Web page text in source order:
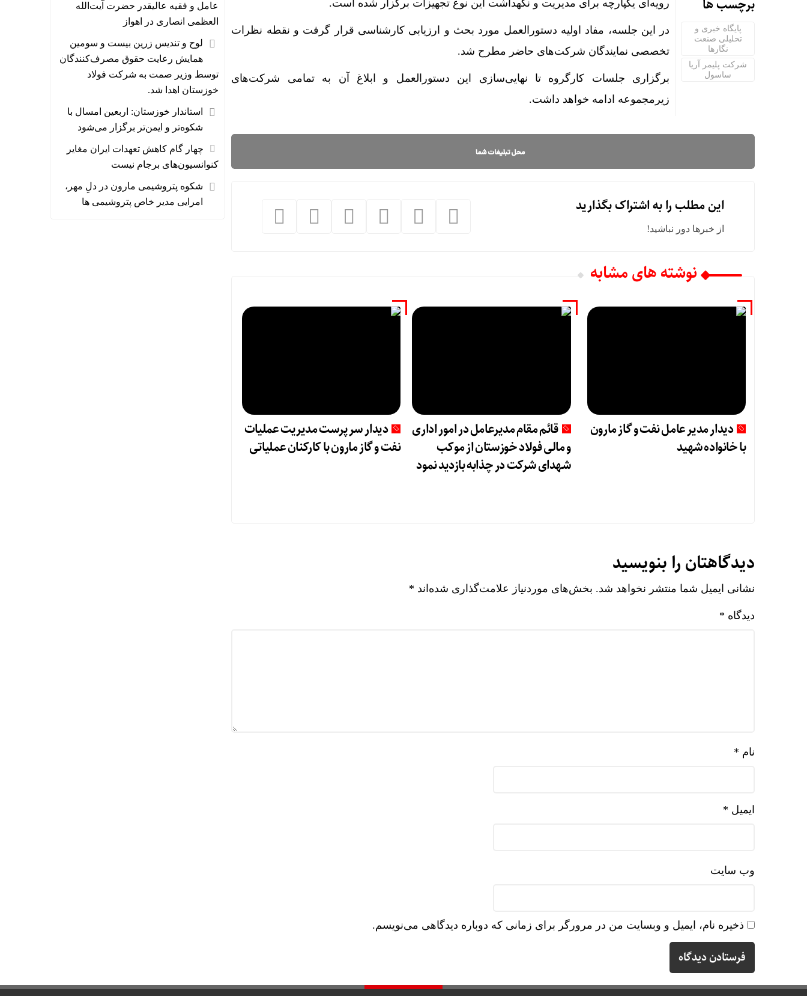
برچسب ها
پایگاه خبری و
تحلیلی صنعت
نگارها
شرکت پلیمر آریا
ساسول
رویه‌ای یکپارچه برای مدیریت و نگهداشت این نوع تجهیزات برگزار شده است.
در این جلسه، مفاد اولیه دستورالعمل مورد بحث و ارزیابی کارشناسی قرار گرفت و نقطه ‌نظرات
تخصصی نمایندگان شرکت‌های حاضر مطرح شد.
برگزاری جلسات کارگروه تا نهایی‌سازی این دستورالعمل و ابلاغ آن به تمامی شرکت‌های
زیرمجموعه ادامه خواهد داشت.
این مطلب را به اشتراک بگذارید
از خبرها دور نباشید!
نوشته های مشابه
دیدار مدیر عامل نفت و گاز مارون
با خانواده شهید
قائم مقام مدیرعامل در امور اداری
و مالی فولاد خوزستان از موکب
شهدای شرکت در چذابه بازدید نمود
دیدار سرپرست مدیریت عملیات
نفت و گاز مارون با کارکنان عملیاتی
دیدگاهتان را بنویسید
نشانی ایمیل شما منتشر نخواهد شد. بخش‌های موردنیاز علامت‌گذاری شده‌اند *
دیدگاه *
نام *
ایمیل *
وب‌ سایت
ذخیره نام، ایمیل و وبسایت من در مرورگر برای زمانی که دوباره دیدگاهی می‌نویسم.
عامل و فقیه عالیقدر حضرت آیت‌الله
العظمی انصاری در اهواز
لوح و تندیس زرین بیست و سومین
همایش رعایت حقوق مصرف‌کنندگان
توسط وزیر صمت به شرکت فولاد
خوزستان اهدا شد.
استاندار خوزستان: اربعین امسال با
شکوه‌تر و ایمن‌تر برگزار می‌شود
چهار گام کاهش تعهدات ایران مغایر
کنوانسیون‌های برجام نیست
شکوه پتروشیمی مارون در دلِ مهر،
امرایی مدیر خاص پتروشیمی ها